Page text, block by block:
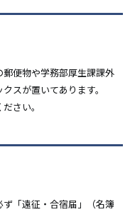
便物や学務部厚生課課外
スが置いてあります。
さい。
「遠征・合宿届」（名簿